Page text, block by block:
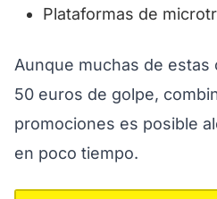
Plataformas de
Aunque muchas de
50 euros de golpe,
promociones es posible
en poco tiempo.